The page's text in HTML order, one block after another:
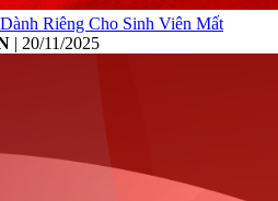
Riêng Cho Sinh Viên Mất
| 20/11/2025